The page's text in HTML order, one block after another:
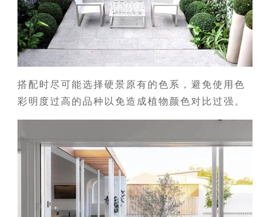
搭配时尽可能选择硬景原有的色系，避免使用色
彩明度过高的品种以免造成植物颜色对比过强。